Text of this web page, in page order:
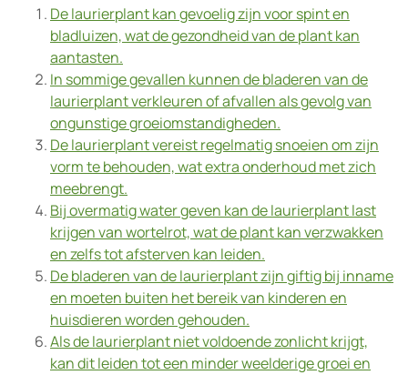
De laurierplant kan gevoelig zijn voor spint en
bladluizen, wat de gezondheid van de plant kan
aantasten.
In sommige gevallen kunnen de bladeren van de
laurierplant verkleuren of afvallen als gevolg van
ongunstige groeiomstandigheden.
De laurierplant vereist regelmatig snoeien om zijn
vorm te behouden, wat extra onderhoud met zich
meebrengt.
Bij overmatig water geven kan de laurierplant last
krijgen van wortelrot, wat de plant kan verzwakken
en zelfs tot afsterven kan leiden.
De bladeren van de laurierplant zijn giftig bij inname
en moeten buiten het bereik van kinderen en
huisdieren worden gehouden.
Als de laurierplant niet voldoende zonlicht krijgt,
kan dit leiden tot een minder weelderige groei en